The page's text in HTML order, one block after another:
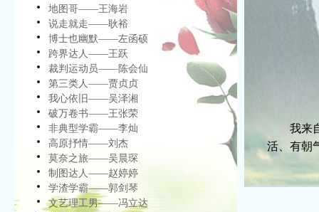
地图哥——王海岩
说走就走——耿裕
博士也幽默——左函硕
跨界达人——王跃
裁判运动员——陈会仙
第三类人——贾贞贞
我心依旧——吴泽湘
破万卷书——王张荣
非典型学霸——李灿
高原抒情——刘杰
莫奈之旅——吴晨琛
制图达人——赵婷婷
学渣学霸——郭剑琴
文艺理工男——冯立达
我来自
活、有朝